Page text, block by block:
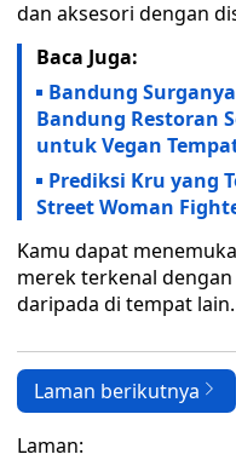
dan aksesori dengan
Baca Juga:
Bandung
Bandung Restoran
untuk Vegan
Prediksi Kru yang
Street Woman
Kamu dapat
merek terkenal
daripada di tempat lain.
Laman berikutnya
Laman: